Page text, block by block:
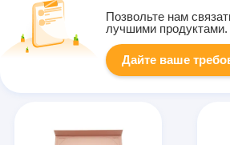
Позвольте нам
лучшими продуктами.
Дайте ваше